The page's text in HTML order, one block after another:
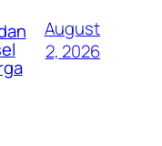
August
2, 2026